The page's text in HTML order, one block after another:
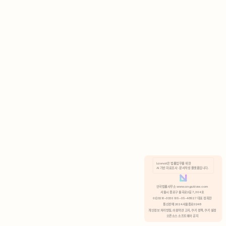
분석 쿠키 허용
Lawvot은 법률업무를 위한
AI 기반 자료조사 · 문서작성 플랫폼입니다.
안국법률사무소 www.anguklaw.com
서울시 종로구 율곡로2길 7, 304호
02)3210-3330 105-05-48527 대표 정희찬
통신판매 2024서울종로0248
개인정보 처리방침, 이용약관 고지, 쿠키 정책, 쿠키 설정
오픈소스 소프트웨어 공지